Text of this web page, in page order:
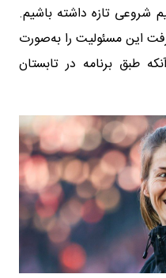
شروعی تازه داشته باشیم.
این مسئولیت را به‌صورت
طبق برنامه در تابستان